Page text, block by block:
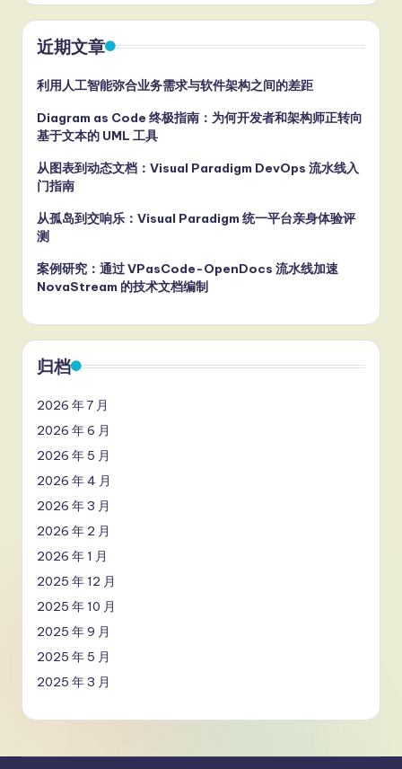
近期文章
利用人工智能弥合业务需求与软件架构之间的差距
Diagram as Code 终极指南：为何开发者和架构师正转向
基于文本的 UML 工具
从图表到动态文档：Visual Paradigm DevOps 流水线入
门指南
从孤岛到交响乐：Visual Paradigm 统一平台亲身体验评
测
案例研究：通过 VPasCode-OpenDocs 流水线加速
NovaStream 的技术文档编制
归档
2026 年 7 月
2026 年 6 月
2026 年 5 月
2026 年 4 月
2026 年 3 月
2026 年 2 月
2026 年 1 月
2025 年 12 月
2025 年 10 月
2025 年 9 月
2025 年 5 月
2025 年 3 月